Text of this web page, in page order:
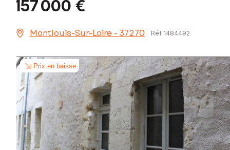
157 000 €
Montlouis-Sur-Loire - 37270 Réf 1484492
Prix en baisse